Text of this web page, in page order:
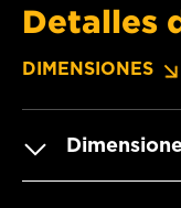
Detalles
DIMENSIONES